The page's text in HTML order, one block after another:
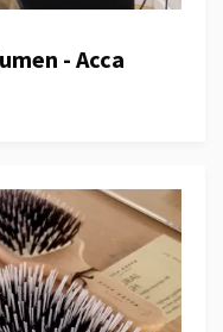
- Acca